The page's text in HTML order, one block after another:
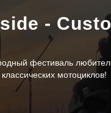
-
фестиваль
классических мотоциклов!